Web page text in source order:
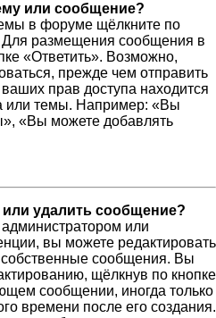
или сообщение?
в форуме щёлкните по
Для размещения сообщения в
«Ответить». Возможно,
прежде чем отправить
прав доступа находится
или темы. Например: «Вы
«Вы можете добавлять
или удалить сообщение?
или
вы можете редактировать
собственные сообщения. Вы
щёлкнув по кнопке
сообщении, иногда только
времени после его создания.